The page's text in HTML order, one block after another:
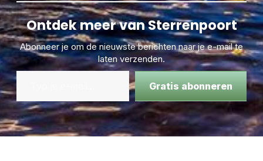
Ontdek meer van Sterrenpoort
Abonneer je om de nieuwste berichten naar je e-mail te
laten verzenden.
Gratis abonneren